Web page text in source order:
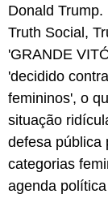
Donald
Truth Social,
'GRANDE
'decidido
femininos', o
situação
defesa pública
categorias
agenda